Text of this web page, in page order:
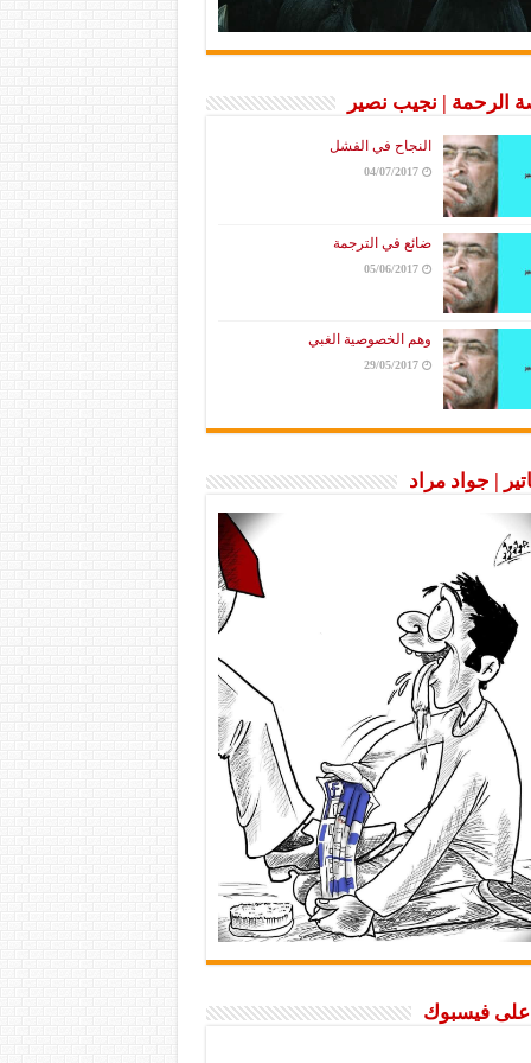
الرحمة | نجيب نصير
النجاح في الفشل
04/07/2017
ضائع في الترجمة
05/06/2017
وهم الخصوصية الغبي
29/05/2017
| جواد مراد
على فيسبوك